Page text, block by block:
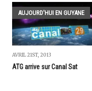
AUJOURD'HUI EN GUYANE
AVRIL 21ST, 2013
ATG arrive sur Canal Sat